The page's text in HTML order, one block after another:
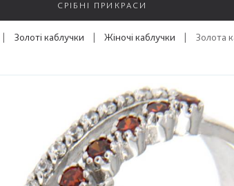
СРІБНІ ПРИКРАСИ
| Золоті каблучки | Жіночі каблучки | Золота